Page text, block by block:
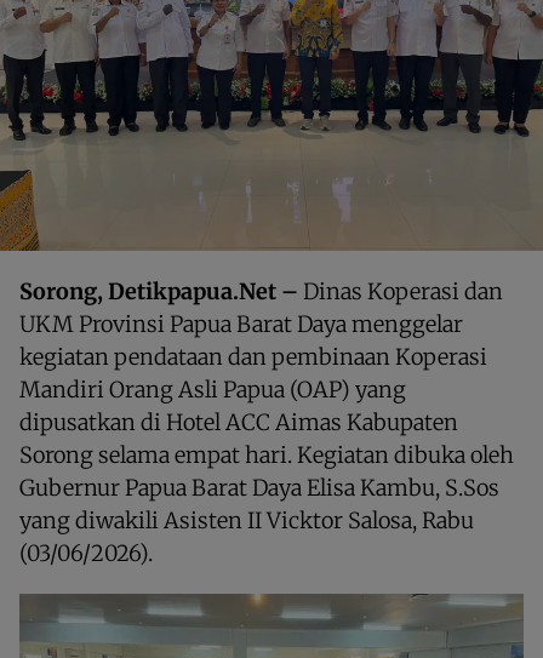
Sorong, Detikpapua.Net – Dinas Koperasi dan
UKM Provinsi Papua Barat Daya menggelar
kegiatan pendataan dan pembinaan Koperasi
Mandiri Orang Asli Papua (OAP) yang
dipusatkan di Hotel ACC Aimas Kabupaten
Sorong selama empat hari. Kegiatan dibuka oleh
Gubernur Papua Barat Daya Elisa Kambu, S.Sos
yang diwakili Asisten II Vicktor Salosa, Rabu
(03/06/2026).